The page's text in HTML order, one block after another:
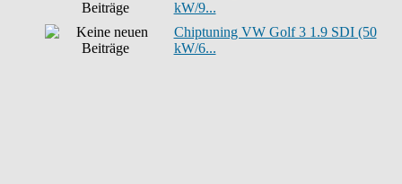
kW/9...
Chiptuning VW Golf 3 1.9 SDI (50
kW/6...